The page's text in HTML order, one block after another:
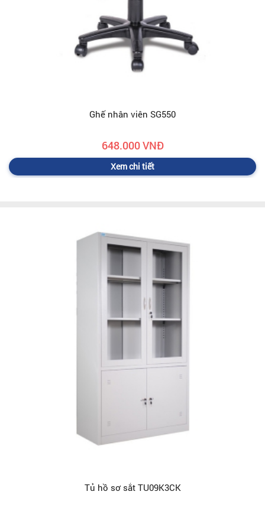
Ghế nhân viên SG550
648.000 VNĐ
Xem chi tiết
Tủ hồ sơ sắt TU09K3CK